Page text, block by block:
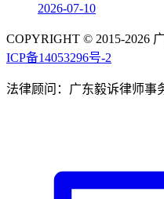
2026-07-10
COPYRIGHT © 2015-2026
ICP备14053296号-2
法律顾问：广东毅诉律师事